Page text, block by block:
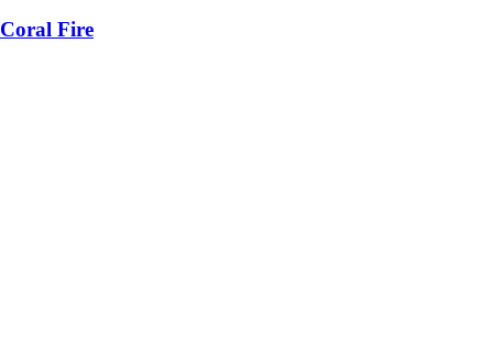
Coral Fire